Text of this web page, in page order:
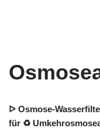
ᐅ Osmose-
für ♻